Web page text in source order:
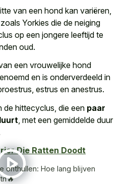
van een hond kan variëren,
Yorkies die de neiging
op een jongere leeftijd te
oud.
een vrouwelijke hond
en is onderverdeeld in
estrus en anestrus.
de hittecyclus, die een paar
, met een gemiddelde duur
Die Ratten Doodt
onthullen: Hoe lang blijven